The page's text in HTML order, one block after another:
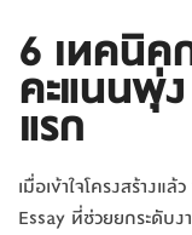
6 เทคนิค
คะแนนพุ่
แรก
เมื่อเข้าใจโครงสร้างแ
Essay ที่ช่วยยกระดับ